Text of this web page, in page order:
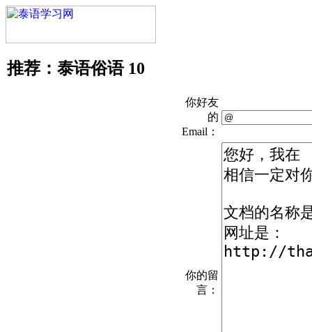
推荐：泰语俗语 10
你好友
的
Email：
你的留
言：